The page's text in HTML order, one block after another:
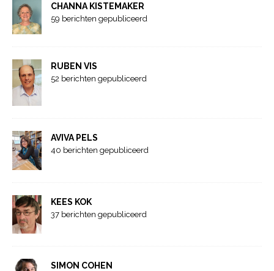
CHANNA KISTEMAKER
59 berichten gepubliceerd
RUBEN VIS
52 berichten gepubliceerd
AVIVA PELS
40 berichten gepubliceerd
KEES KOK
37 berichten gepubliceerd
SIMON COHEN